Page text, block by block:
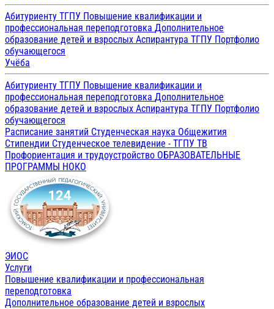
Абитуриенту ТГПУ Повышение квалификации и
профессиональная переподготовка Дополнительное
образование детей и взрослых Аспирантура ТГПУ Портфолио
обучающегося
Учёба
Абитуриенту ТГПУ Повышение квалификации и
профессиональная переподготовка Дополнительное
образование детей и взрослых Аспирантура ТГПУ Портфолио
обучающегося
Расписание занятий Студенческая наука Общежития
Стипендии Студенческое телевидение - ТГПУ ТВ
Профориентация и трудоустройство ОБРАЗОВАТЕЛЬНЫЕ
ПРОГРАММЫ НОКО
ЭИОС
Услуги
Повышение квалификации и профессиональная
переподготовка
Дополнительное образование детей и взрослых